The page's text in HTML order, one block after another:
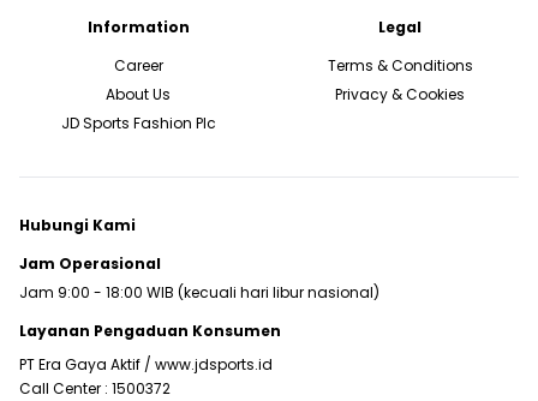
Information
Career
About Us
JD Sports Fashion Plc
Legal
Terms & Conditions
Privacy & Cookies
Hubungi Kami
Jam Operasional
Jam 9:00 - 18:00 WIB (kecuali hari libur nasional)
Layanan Pengaduan Konsumen
PT Era Gaya Aktif / www.jdsports.id
Call Center : 1500372